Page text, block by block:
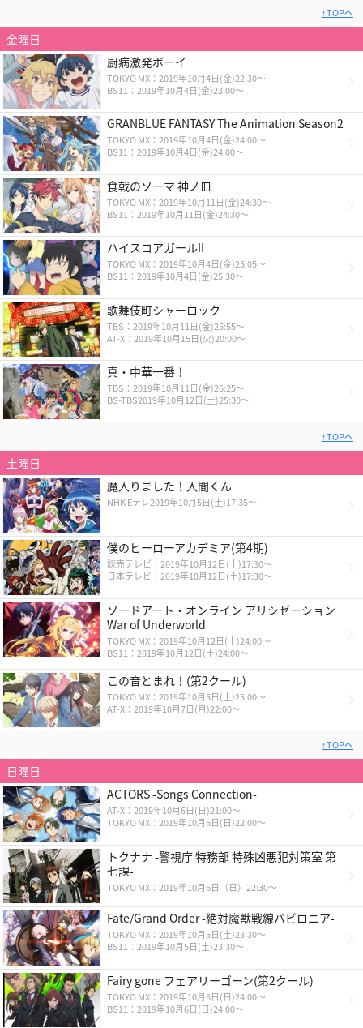
↑TOPへ
金曜日
厨病激発ボーイ
TOKYO MX：2019年10月4日(金)22:30～
BS11：2019年10月4日(金)23:00～
GRANBLUE FANTASY The Animation Season2
TOKYO MX：2019年10月4日(金)24:00～
BS11：2019年10月4日(金)24:00～
食戟のソーマ 神ノ皿
TOKYO MX：2019年10月11日(金)24:30～
BS11：2019年10月11日(金)24:30～
ハイスコアガールII
TOKYO MX：2019年10月4日(金)25:05～
BS11：2019年10月4日(金)25:30～
歌舞伎町シャーロック
TBS：2019年10月11日(金)25:55～
AT-X：2019年10月15日(火)20:00～
真・中華一番！
TBS：2019年10月11日(金)26:25～
BS-TBS2019年10月12日(土)25:30～
↑TOPへ
土曜日
魔入りました！入間くん
NHK Eテレ2019年10月5日(土)17:35～
僕のヒーローアカデミア(第4期)
読売テレビ：2019年10月12日(土)17:30～
日本テレビ：2019年10月12日(土)17:30～
ソードアート・オンライン アリシゼーション
War of Underworld
TOKYO MX：2019年10月12日(土)24:00～
BS11：2019年10月12日(土)24:00～
この音とまれ！(第2クール)
TOKYO MX：2019年10月5日(土)25:00～
AT-X：2019年10月7日(月)22:00～
↑TOPへ
日曜日
ACTORS -Songs Connection-
AT-X：2019年10月6日(日)21:00～
TOKYO MX：2019年10月6日(日)22:00～
トクナナ -警視庁 特務部 特殊凶悪犯対策室 第
七課-
TOKYO MX：2019年10月6日（日）22:30～
Fate/Grand Order -絶対魔獣戦線バビロニア-
TOKYO MX：2019年10月5日(土)23:30～
BS11：2019年10月5日(土)23:30～
Fairy gone フェアリーゴーン(第2クール)
TOKYO MX：2019年10月6日(日)24:00～
BS11：2019年10月6日(日)24:00～